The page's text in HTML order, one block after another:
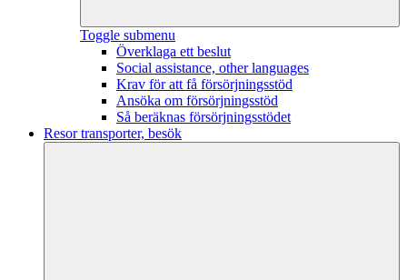
Toggle submenu
Överklaga ett beslut
Social assistance, other languages
Krav för att få försörjningsstöd
Ansöka om försörjningsstöd
Så beräknas försörjningsstödet
Resor transporter, besök